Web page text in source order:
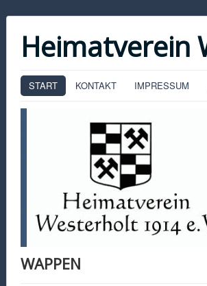
Heimatverein
START KONTAKT IMPRESSUM
WAPPEN